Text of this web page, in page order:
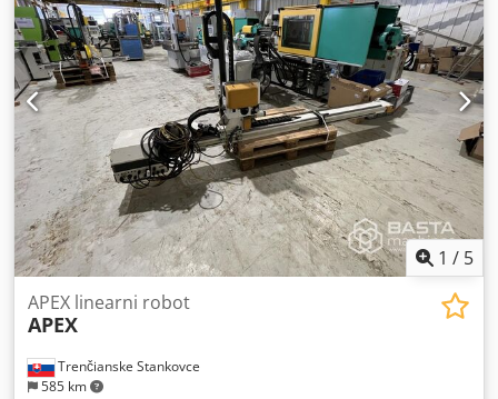
1 / 5
Trenčianske Stankovce
585 km
APEX linearni robot
APEX